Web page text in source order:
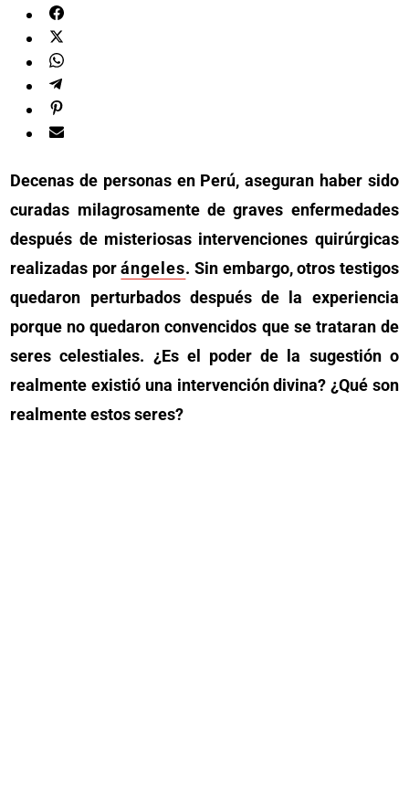
Decenas de personas en Perú, aseguran haber sido
curadas milagrosamente de graves enfermedades
después de misteriosas intervenciones quirúrgicas
realizadas porángeles. Sin embargo, otros testigos
quedaron perturbados después de la experiencia
porque no quedaron convencidos que se trataran de
seres celestiales. ¿Es el poder de la sugestión o
realmente existió una intervención divina? ¿Qué son
realmente estos seres?